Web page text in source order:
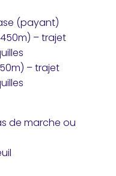
(payant)
– trajet
– trajet
de marche ou